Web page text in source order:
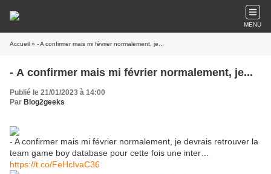
MENU
Accueil » - A confirmer mais mi février normalement, je...
- A confirmer mais mi février normalement, je...
Publié le 21/01/2023 à 14:00
Par Blog2geeks
- A confirmer mais mi février normalement, je devrais retrouver la
team game boy database pour cette fois une inter…
https://t.co/FeHcIvaC36